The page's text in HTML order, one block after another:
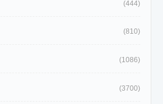
(444)
(810)
(1086)
(3700)